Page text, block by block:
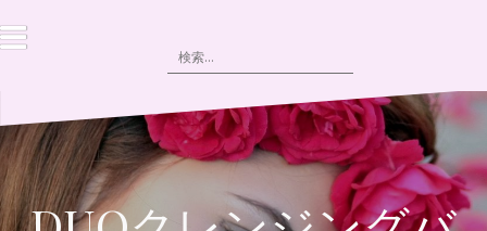
ン
テ
へ
ス
キ
ッ
プ
検
索: